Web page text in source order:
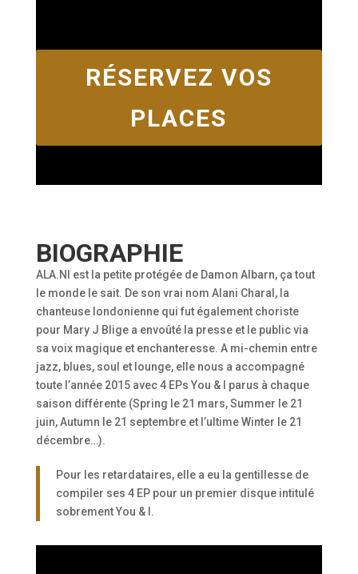
RÉSERVEZ VOS
PLACES
BIOGRAPHIE
ALA.NI est la petite protégée de Damon Albarn, ça tout
le monde le sait. De son vrai nom Alani Charal, la
chanteuse londonienne qui fut également choriste
pour Mary J Blige a envoûté la presse et le public via
sa voix magique et enchanteresse. A mi-chemin entre
jazz, blues, soul et lounge, elle nous a accompagné
toute l’année 2015 avec 4 EPs You & I parus à chaque
saison différente (Spring le 21 mars, Summer le 21
juin, Autumn le 21 septembre et l’ultime Winter le 21
décembre…).
Pour les retardataires, elle a eu la gentillesse de
compiler ses 4 EP pour un premier disque intitulé
sobrement You & I.